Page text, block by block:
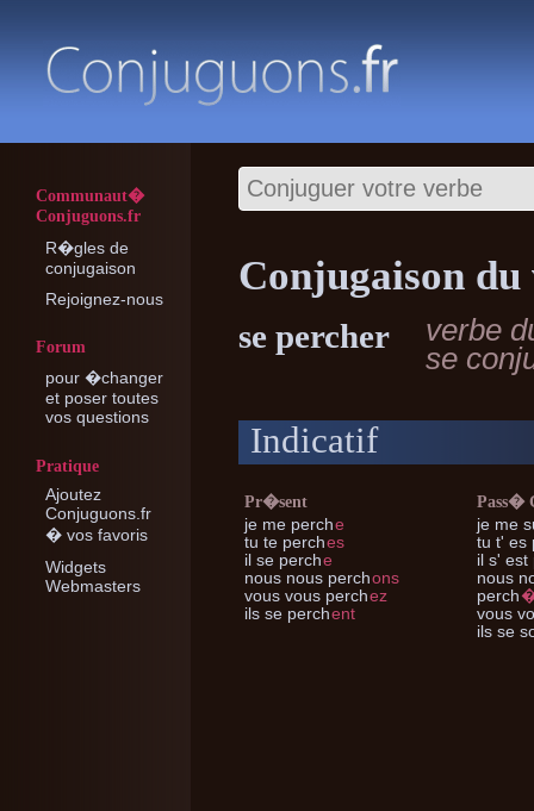
Communaut�
Conjuguons.fr
R�gles de
conjugaison
Rejoignez-nous
Forum
pour �changer
et poser toutes
vos questions
Pratique
Ajoutez
Conjuguons.fr
� vos favoris
Widgets
Webmasters
Conjugaison du
se percher
verbe
se
Indicatif
Pr�sent
je me perche
tu te perches
il se perche
nous nous perchons
vous vous perchez
ils se perchent
Pass�
je me
tu t' es
il s' est
nous
perch
vous
ils se